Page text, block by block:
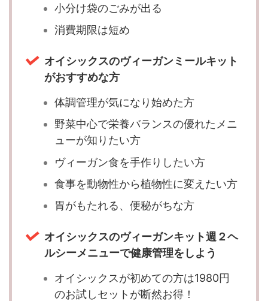
小分け袋のごみが出る
消費期限は短め
オイシックスのヴィーガンミールキット
がおすすめな方
体調管理が気になり始めた方
野菜中心で栄養バランスの優れたメニ
ューが知りたい方
ヴィーガン食を手作りしたい方
食事を動物性から植物性に変えたい方
胃がもたれる、便秘がちな方
オイシックスのヴィーガンキット週２ヘ
ルシーメニューで健康管理をしよう
オイシックスが初めての方は1980円
のお試しセットが断然お得！